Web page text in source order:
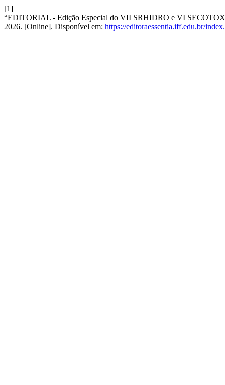
[1]
“EDITORIAL - Edição Especial do VII SRHIDRO e VI
2026. [Online]. Disponível em: https://editoraessentia.iff.edu.br/